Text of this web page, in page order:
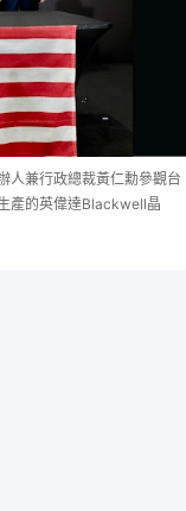
人兼行政總裁黃仁勳參觀台
產的英偉達Blackwell晶